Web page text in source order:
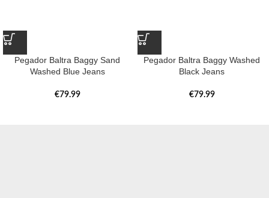
Pegador Baltra Baggy Sand
Washed Blue Jeans
€79.99
Pegador Baltra Baggy Washed
Black Jeans
€79.99